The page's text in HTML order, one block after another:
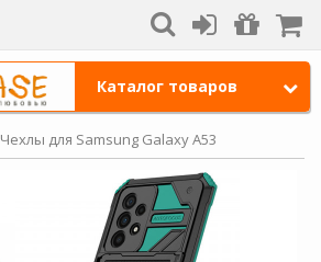
Каталог товаров
Чехлы для Samsung Galaxy A53